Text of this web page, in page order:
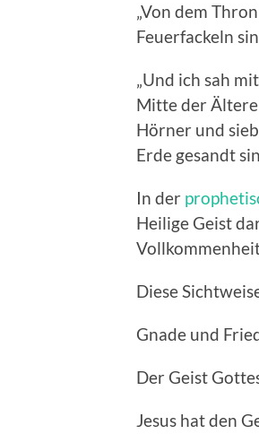
„Von dem
Feuerfackeln
„Und ich sah
Mitte der
Hörner und
Erde gesandt
In der
Heilige Geist
Diese
Gnade und
Der Geist
Jesus hat den